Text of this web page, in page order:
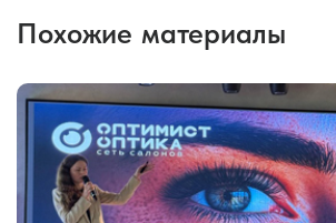
Похожие материалы